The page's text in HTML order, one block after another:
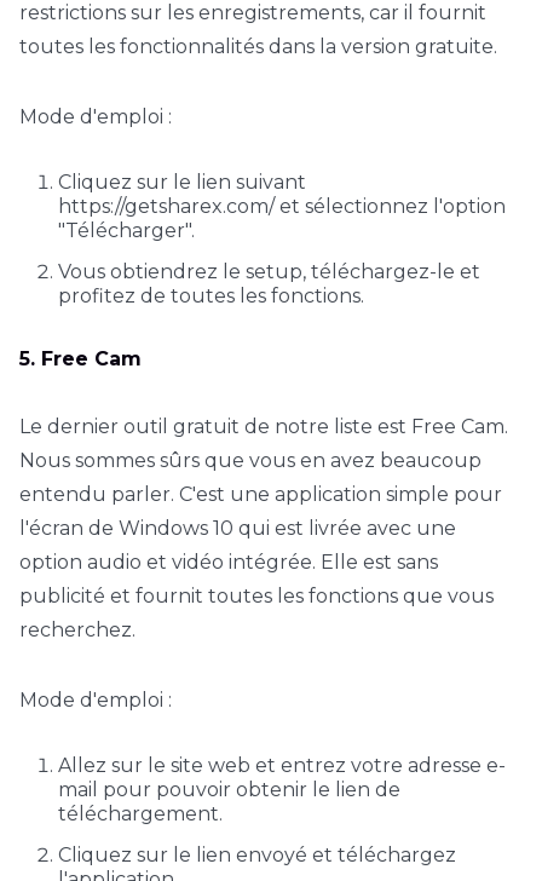
restrictions sur les enregistrements, car il fournit
toutes les fonctionnalités dans la version gratuite.
Mode d'emploi :
Cliquez sur le lien suivant
https://getsharex.com/ et sélectionnez l'option
"Télécharger".
Vous obtiendrez le setup, téléchargez-le et
profitez de toutes les fonctions.
5. Free Cam
Le dernier outil gratuit de notre liste est Free Cam.
Nous sommes sûrs que vous en avez beaucoup
entendu parler. C'est une application simple pour
l'écran de Windows 10 qui est livrée avec une
option audio et vidéo intégrée. Elle est sans
publicité et fournit toutes les fonctions que vous
recherchez.
Mode d'emploi :
Allez sur le site web et entrez votre adresse e-
mail pour pouvoir obtenir le lien de
téléchargement.
Cliquez sur le lien envoyé et téléchargez